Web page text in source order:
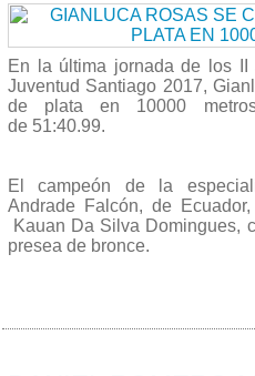
En la última jornada de los II
Juventud Santiago 2017,
de plata en 10000
de 51:40.99.
El campeón de la
Andrade Falcón, de
Kauan Da Silva Domingues,
presea de bronce.